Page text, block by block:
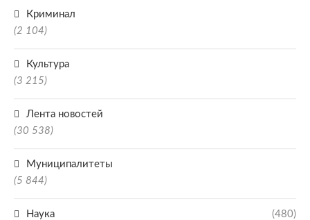
Криминал
(2 104)
Культура
(3 215)
Лента новостей
(30 538)
Муниципалитеты
(5 844)
Наука (480)